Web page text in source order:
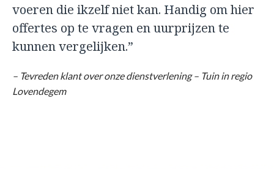
voeren die ikzelf niet kan. Handig om hier
offertes op te vragen en uurprijzen te
kunnen vergelijken.”
– Tevreden klant over onze dienstverlening – Tuin in regio
Lovendegem